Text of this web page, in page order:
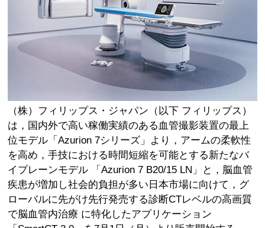
（株）フィリップス・ジャパン（以下 フィリップス）
は，国内外で高い稼働実績のある血管撮影装置の最上
位モデル「Azurion 7シリーズ」より，アームの柔軟性
を高め，手技における時間短縮を可能とする新たなバ
イプレーンモデル 「Azurion 7 B20/15 LN」と，脳血管
疾患が増加し社会的負担が多い日本市場に向けて，グ
ローバルに先がけ先行発売する診断CTレベルの高画質
で脳血管内治療 に特化したアプリケーション